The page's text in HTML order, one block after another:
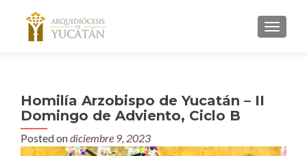
MENU
Homilía Arzobispo de Yucatán – II
Domingo de Adviento, Ciclo B
Posted ondiciembre 9, 2023